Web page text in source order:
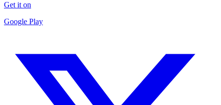
Get it on
Google Play